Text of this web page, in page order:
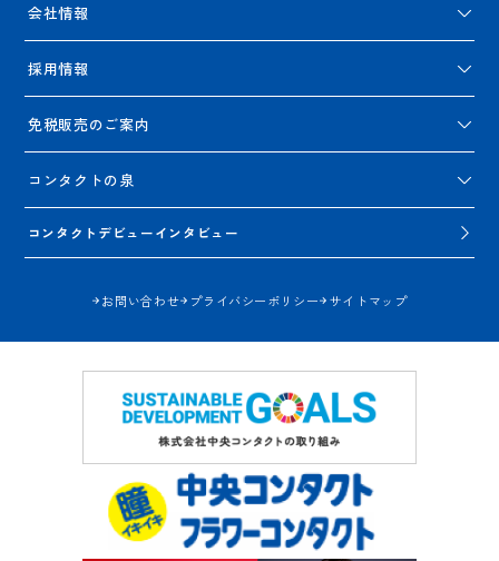
会社情報
採用情報
免税販売のご案内
コンタクトの泉
コンタクトデビューインタビュー
お問い合わせ プライバシーポリシー サイトマップ